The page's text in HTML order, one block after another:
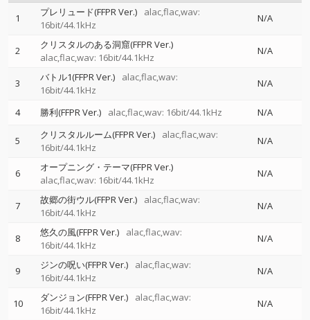
1 プレリュード(FFPR Ver.)
alac,flac,wav:
16bit/44.1kHz
N/A
2
クリスタルのある洞窟(FFPR Ver.)
alac,flac,wav: 16bit/44.1kHz
N/A
3 バトル1(FFPR Ver.)
alac,flac,wav:
16bit/44.1kHz
N/A
4 勝利(FFPR Ver.) alac,flac,wav: 16bit/44.1kHz N/A
5 クリスタルルーム(FFPR Ver.)
alac,flac,wav:
16bit/44.1kHz
N/A
6
オープニング・テーマ(FFPR Ver.)
alac,flac,wav: 16bit/44.1kHz
N/A
7 故郷の街ウル(FFPR Ver.)
alac,flac,wav:
16bit/44.1kHz
N/A
8 悠久の風(FFPR Ver.)
alac,flac,wav:
16bit/44.1kHz
N/A
9 ジンの呪い(FFPR Ver.)
alac,flac,wav:
16bit/44.1kHz
N/A
10 ダンジョン(FFPR Ver.)
alac,flac,wav:
16bit/44.1kHz
N/A